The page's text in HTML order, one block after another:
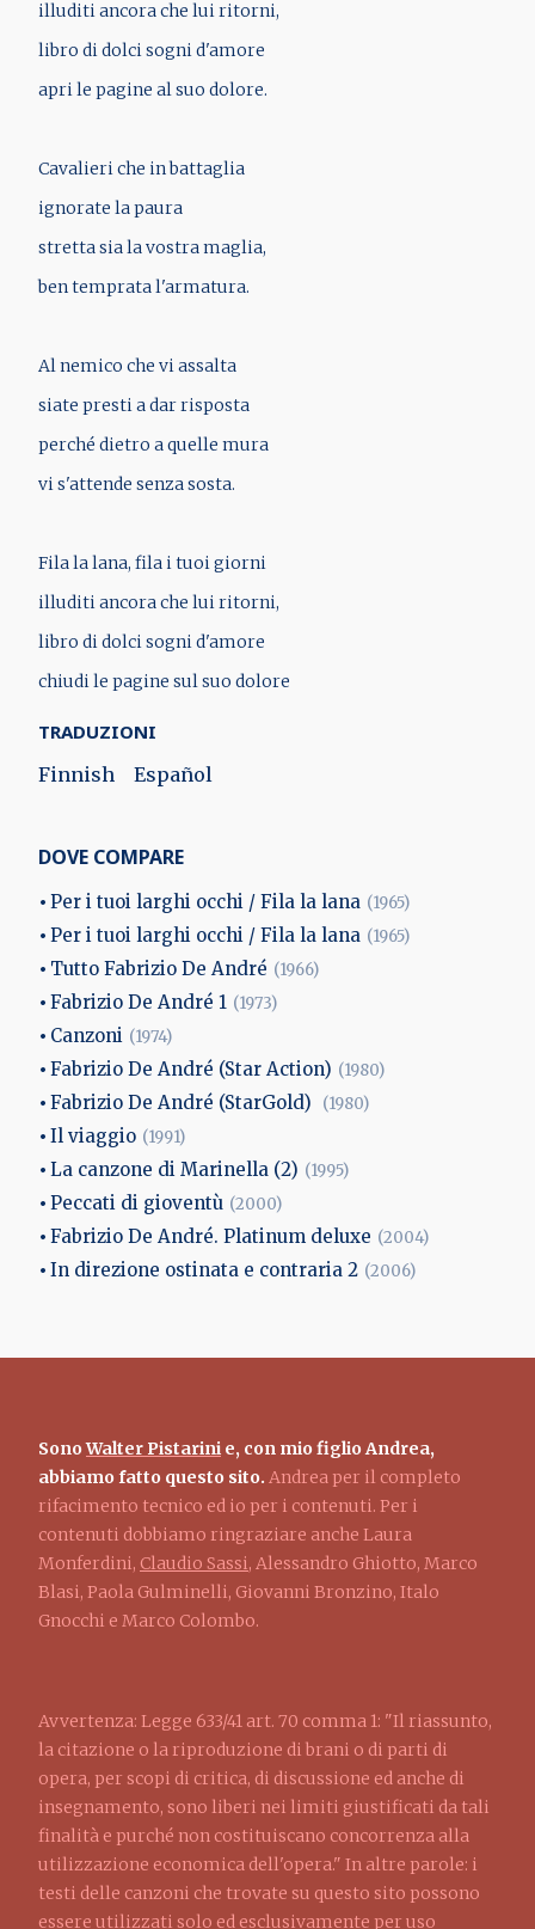
illuditi ancora che lui ritorni,
libro di dolci sogni d'amore
apri le pagine al suo dolore.
Cavalieri che in battaglia
ignorate la paura
stretta sia la vostra maglia,
ben temprata l'armatura.
Al nemico che vi assalta
siate presti a dar risposta
perché dietro a quelle mura
vi s'attende senza sosta.
Fila la lana, fila i tuoi giorni
illuditi ancora che lui ritorni,
libro di dolci sogni d'amore
chiudi le pagine sul suo dolore
TRADUZIONI
Finnish
Español
DOVE COMPARE
Per i tuoi larghi occhi / Fila la lana (1965)
Per i tuoi larghi occhi / Fila la lana (1965)
Tutto Fabrizio De André (1966)
Fabrizio De André 1 (1973)
Canzoni (1974)
Fabrizio De André (Star Action) (1980)
Fabrizio De André (StarGold) (1980)
Il viaggio (1991)
La canzone di Marinella (2) (1995)
Peccati di gioventù (2000)
Fabrizio De André. Platinum deluxe (2004)
In direzione ostinata e contraria 2 (2006)
SonoWalter Pistarini e, con mio figlio Andrea,
abbiamo fatto questo sito. Andrea per il completo
rifacimento tecnico ed io per i contenuti. Per i
contenuti dobbiamo ringraziare anche Laura
Monferdini, Claudio Sassi, Alessandro Ghiotto, Marco
Blasi, Paola Gulminelli, Giovanni Bronzino, Italo
Gnocchi e Marco Colombo.
Avvertenza: Legge 633/41 art. 70 comma 1: "Il riassunto,
la citazione o la riproduzione di brani o di parti di
opera, per scopi di critica, di discussione ed anche di
insegnamento, sono liberi nei limiti giustificati da tali
finalità e purché non costituiscano concorrenza alla
utilizzazione economica dell'opera." In altre parole: i
testi delle canzoni che trovate su questo sito possono
essere utilizzati solo ed esclusivamente per uso